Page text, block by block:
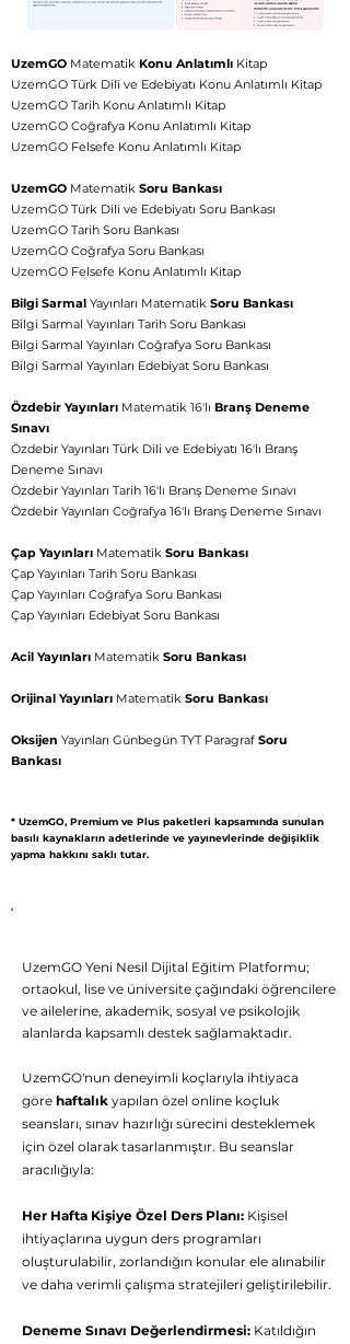
UzemGO Matematik Konu Anlatımlı Kitap
UzemGO Türk Dili ve Edebiyatı Konu Anlatımlı Kitap
UzemGO Tarih Konu Anlatımlı Kitap
UzemGO Coğrafya Konu Anlatımlı Kitap
UzemGO Felsefe Konu Anlatımlı Kitap
UzemGO Matematik Soru Bankası
UzemGO Türk Dili ve Edebiyatı Soru Bankası
UzemGO Tarih Soru Bankası
UzemGO Coğrafya Soru Bankası
UzemGO Felsefe Konu Anlatımlı Kitap
Bilgi Sarmal Yayınları Matematik Soru Bankası
Bilgi Sarmal Yayınları Tarih Soru Bankası
Bilgi Sarmal Yayınları Coğrafya Soru Bankası
Bilgi Sarmal Yayınları Edebiyat Soru Bankası
Özdebir Yayınları Matematik 16'lı Branş Deneme
Sınavı
Özdebir Yayınları Türk Dili ve Edebiyatı 16'lı Branş
Deneme Sınavı
Özdebir Yayınları Tarih 16'lı Branş Deneme Sınavı
Özdebir Yayınları Coğrafya 16'lı Branş Deneme Sınavı
Çap Yayınları Matematik Soru Bankası
Çap Yayınları Tarih Soru Bankası
Çap Yayınları Coğrafya Soru Bankası
Çap Yayınları Edebiyat Soru Bankası
Acil Yayınları Matematik Soru Bankası
Orijinal Yayınları Matematik Soru Bankası
Oksijen Yayınları Günbegün TYT Paragraf Soru
Bankası
​​​​* UzemGO, Premium ve Plus paketleri kapsamında sunulan
basılı kaynakların adetlerinde ve yayınevlerinde değişiklik
yapma hakkını saklı tutar.
UzemGO Yeni Nesil Dijital Eğitim Platformu;
ortaokul, lise ve üniversite çağındaki öğrencilere
ve ailelerine, akademik, sosyal ve psikolojik
alanlarda kapsamlı destek sağlamaktadır.
UzemGO'nun deneyimli koçlarıyla ihtiyaca
göre haftalık yapılan özel online koçluk
seansları, sınav hazırlığı sürecini desteklemek
için özel olarak tasarlanmıştır. Bu seanslar
aracılığıyla:
Her Hafta Kişiye Özel Ders Planı: Kişisel
ihtiyaçlarına uygun ders programları
oluşturulabilir, zorlandığın konular ele alınabilir
ve daha verimli çalışma stratejileri geliştirilebilir.
Deneme Sınavı Değerlendirmesi: Katıldığın
👋 Hoş geldiniz! Size
nasıl yardımcı
olabiliriz?
Hergün 09:00-23:59 saatleri arasında
WhatsApp üzerinden bizimle iletişime
geçebilirsiniz.
Eğitim Danışmanına
Tap to chat